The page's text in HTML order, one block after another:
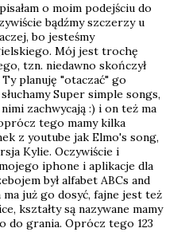
o moim podejściu do
bądźmy szczerzy u
bo jesteśmy
Mój jest trochę
tzn. niedawno skończył
planuję "otaczać" go
Super simple songs,
zachwycają :) i on też ma
tego mamy kilka
z youtube jak Elmo's song,
Kylie. Oczywiście i
iphone i aplikacje dla
był alfabet ABCs and
ma już go dosyć, fajne jest też
kształty są nazywane mamy
do grania. Oprócz tego 123